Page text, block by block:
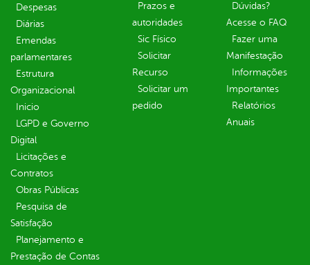
Despesas
Diárias
Emendas
parlamentares
Estrutura
Organizacional
Inicio
LGPD e Governo
Digital
Licitações e
Contratos
Obras Públicas
Pesquisa de
Satisfação
Planejamento e
Prestação de Contas
Prazos e
autoridades
Sic Físico
Solicitar
Recurso
Solicitar um
pedido
Dúvidas?
Acesse o FAQ
Fazer uma
Manifestação
Informações
Importantes
Relatórios
Anuais